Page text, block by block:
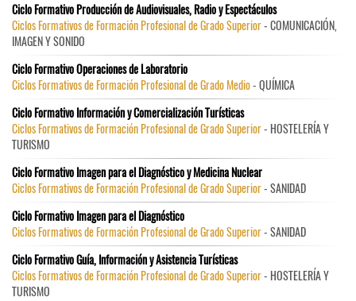
Ciclo Formativo Producción de Audiovisuales, Radio y Espectáculos
Ciclos Formativos de Formación Profesional de Grado Superior- COMUNICACIÓN,
IMAGEN Y SONIDO
Ciclo Formativo Operaciones de Laboratorio
Ciclos Formativos de Formación Profesional de Grado Medio- QUÍMICA
Ciclo Formativo Información y Comercialización Turísticas
Ciclos Formativos de Formación Profesional de Grado Superior- HOSTELERÍA Y
TURISMO
Ciclo Formativo Imagen para el Diagnóstico y Medicina Nuclear
Ciclos Formativos de Formación Profesional de Grado Superior- SANIDAD
Ciclo Formativo Imagen para el Diagnóstico
Ciclos Formativos de Formación Profesional de Grado Superior- SANIDAD
Ciclo Formativo Guía, Información y Asistencia Turísticas
Ciclos Formativos de Formación Profesional de Grado Superior- HOSTELERÍA Y
TURISMO